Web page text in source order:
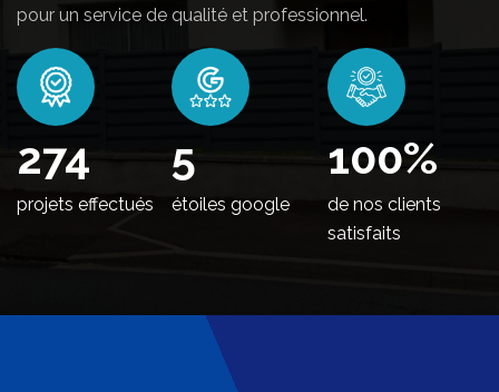
pour un service de qualité et professionnel.
340
projets effectués
5
étoiles google
100%
de nos clients
satisfaits